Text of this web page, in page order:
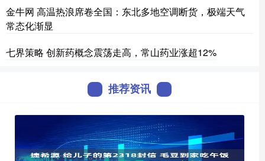
金牛网 高温热浪席卷全国：东北多地空调断货，极端天气
常态化渐显
七界策略 创新药概念震荡走高，常山药业涨超12%
推荐资讯